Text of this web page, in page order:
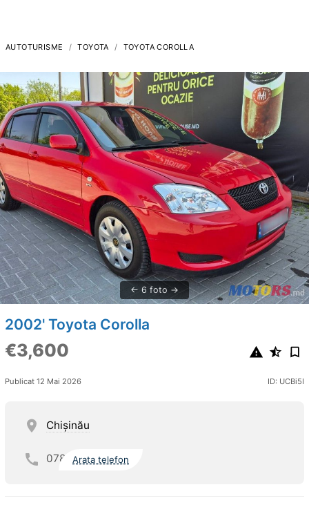
AUTOTURISME TOYOTA TOYOTA COROLLA
6 foto
2002' Toyota Corolla
€3,600
Publicat 12 Mai 2026 ID: UCBi5I
Chişinău
078 Arata telefon